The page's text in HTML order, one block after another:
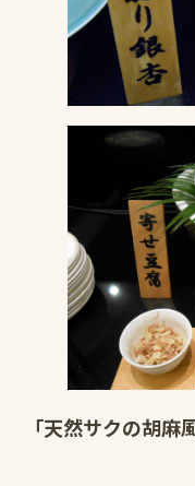
「天然サクの胡麻